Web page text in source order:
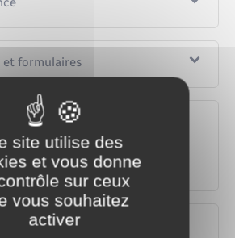
et formulaires
!
casier judiciaire : comment se
?
site utilise des
et vous donne
sur ceux
vous souhaitez
activer